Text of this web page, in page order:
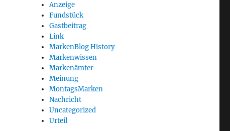
Anzeige
Fundstück
Gastbeitrag
Link
MarkenBlog History
Markenwissen
Markenämter
Meinung
MontagsMarken
Nachricht
Uncategorized
Urteil